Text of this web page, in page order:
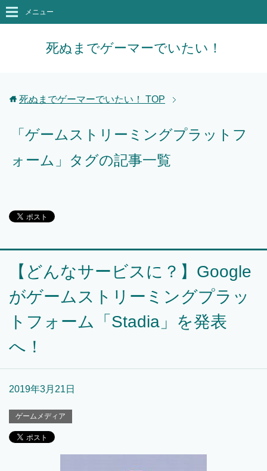
死ぬまでゲーマーでいたい！
メニュー
死ぬまでゲーマーでいたい！ TOP
「ゲームストリーミングプラットフ
ォーム」タグの記事一覧
【どんなサービスに？】Google
がゲームストリーミングプラッ
トフォーム「Stadia」を発表
へ！
2019年3月21日
ゲームメディア